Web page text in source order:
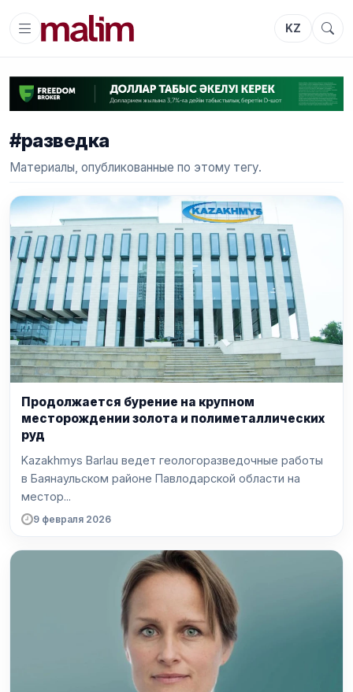
KZ
#разведка
Материалы, опубликованные по этому тегу.
Продолжается бурение на крупном
месторождении золота и полиметаллических
руд
Kazakhmys Barlau ведет геологоразведочные работы
в Баянаульском районе Павлодарской области на
местор...
9 февраля 2026